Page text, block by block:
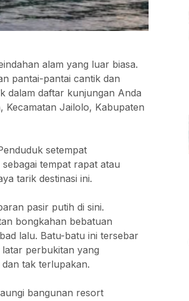
alam yang luar biasa.
pantai-pantai cantik dan
dalam daftar kunjungan Anda
Kecamatan Jailolo, Kabupaten
setempat
tempat rapat atau
tarik destinasi ini.
pasir putih di sini.
bongkahan bebatuan
lalu. Batu-batu ini tersebar
perbukitan yang
tak terlupakan.
bangunan resort